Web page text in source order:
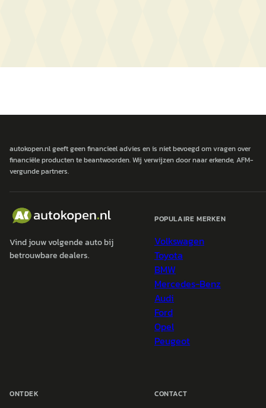
autokopen.nl geeft geen financieel advies en is niet bevoegd om vragen over
financiële producten te beantwoorden. Wij verwijzen door naar erkende, AFM-
vergunde partners.
Vind jouw volgende auto bij
betrouwbare dealers.
POPULAIRE MERKEN
Volkswagen
Toyota
BMW
Mercedes-Benz
Audi
Ford
Opel
Peugeot
ONTDEK CONTACT